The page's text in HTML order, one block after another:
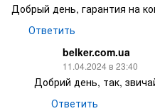
Добрый день, гарантия на
Ответить
belker.com.ua
11.04.2024 в 23:40
Добрий день, так,
Ответить